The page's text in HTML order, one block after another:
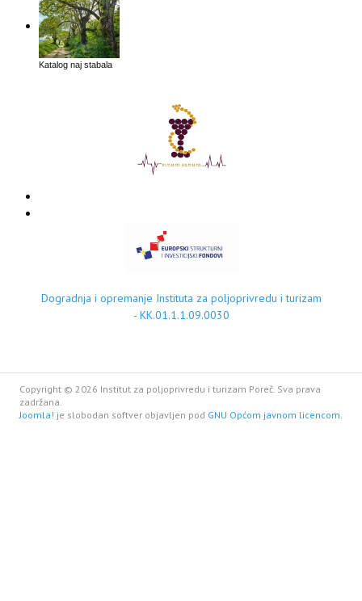
Katalog naj stabala
Dogradnja i opremanje Instituta za poljoprivredu i turizam
- KK.01.1.1.09.0030
Copyright © 2026 Institut za poljoprivredu i turizam Poreč. Sva prava
zadržana.
Joomla! je slobodan softver objavljen pod GNU Općom javnom licencom.